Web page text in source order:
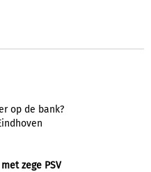
op de bank?
zege PSV